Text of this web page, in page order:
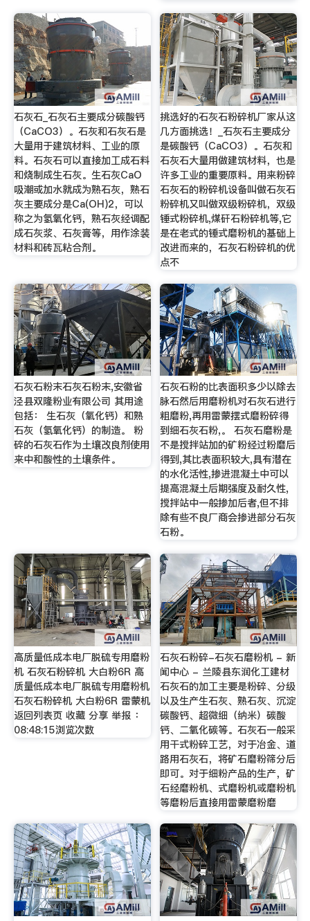
石灰石_石灰石主要成分碳酸钙
（CaCO3）。石灰和石灰石是
大量用于建筑材料、工业的原
料。石灰石可以直接加工成石料
和烧制成生石灰。生石灰CaO
吸潮或加水就成为熟石灰，熟石
灰主要成分是Ca(OH)2，可以
称之为氢氧化钙，熟石灰经调配
成石灰浆、石灰膏等，用作涂装
材料和砖瓦粘合剂。
挑选好的石灰石粉碎机厂家从这
几方面挑选！_石灰石主要成分
是碳酸钙（CaCO3）。石灰和
石灰石大量用做建筑材料，也是
许多工业的重要原料。用来粉碎
石灰石的粉碎机设备叫做石灰石
粉碎机又叫做双级粉碎机，双级
锤式粉碎机,煤矸石粉碎机等,它
是在老式的锤式磨粉机的基础上
改进而来的，石灰石粉碎机的优
点不
石灰石粉末石灰石粉末,安徽省
泾县双隆粉业有限公司 其用途
包括： 生石灰（氧化钙）和熟
石灰（氢氧化钙）的制造。 粉
碎的石灰石作为土壤改良剂使用
来中和酸性的土壤条件。
石灰石粉的比表面积多少以除去
脉石然后用磨粉机对石灰石进行
粗磨粉,再用雷蒙摆式磨粉碎得
到细石灰石粉,。 石灰石磨粉是
不是搅拌站加的矿粉经过粉磨后
得到,其比表面积较大,具有潜在
的水化活性,掺进混凝土中可以
提高混凝土后期强度及耐久性,
搅拌站中一般掺加后者,但不排
除有些不良厂商会掺进部分石灰
石粉。
高质量低成本电厂脱硫专用磨粉
机 石灰石粉碎机 大白粉6R 高
质量低成本电厂脱硫专用磨粉机
石灰石粉碎机 大白粉6R 雷蒙机
返回列表页 收藏 分享 举报 ：
08:48:15浏览次数
石灰石粉碎-石灰石磨粉机 - 新
闻中心 - 兰陵县东润化工建材
石灰石的加工主要是粉碎、分级
以及生产生石灰、熟石灰、沉淀
碳酸钙、超微细（纳米）碳酸
钙、二氧化碳等。石灰石一般采
用干式粉碎工艺，对于冶金、道
路用石灰石，将矿石磨粉筛分后
即可。对于细粉产品的生产，矿
石经磨粉机、式磨粉机或磨粉机
等磨粉后直接用雷蒙磨粉磨